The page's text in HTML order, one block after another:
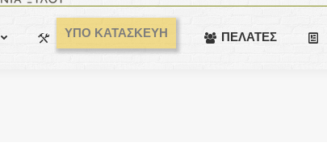
ΥΠΟ ΚΑΤΑΣΚΕΥΗ ΠΕΛΑΤΕΣ